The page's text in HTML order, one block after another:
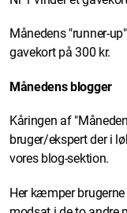
Månedens "runner-
gavekort på 300 kr.
Månedens blogger
Kåringen af
bruger/ekspert der i
vores blog-sektion.
Her kæmper